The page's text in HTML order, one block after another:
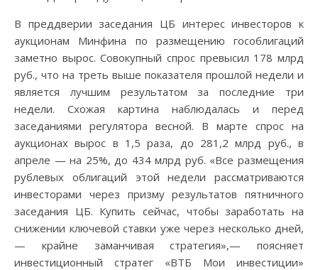
В преддверии заседания ЦБ интерес инвесторов к
аукционам Минфина по размещению гособлигаций
заметно вырос. Совокупный спрос превысил 178 млрд
руб., что на треть выше показателя прошлой недели и
является лучшим результатом за последние три
недели. Схожая картина наблюдалась и перед
заседаниями регулятора весной. В марте спрос на
аукционах вырос в 1,5 раза, до 281,2 млрд руб., в
апреле — на 25%, до 434 млрд руб. «Все размещения
рублевых облигаций этой недели рассматриваются
инвесторами через призму результатов пятничного
заседания ЦБ. Купить сейчас, чтобы заработать на
снижении ключевой ставки уже через несколько дней,
— крайне заманчивая стратегия»,— поясняет
инвестиционный стратег «ВТБ Мои инвестиции»